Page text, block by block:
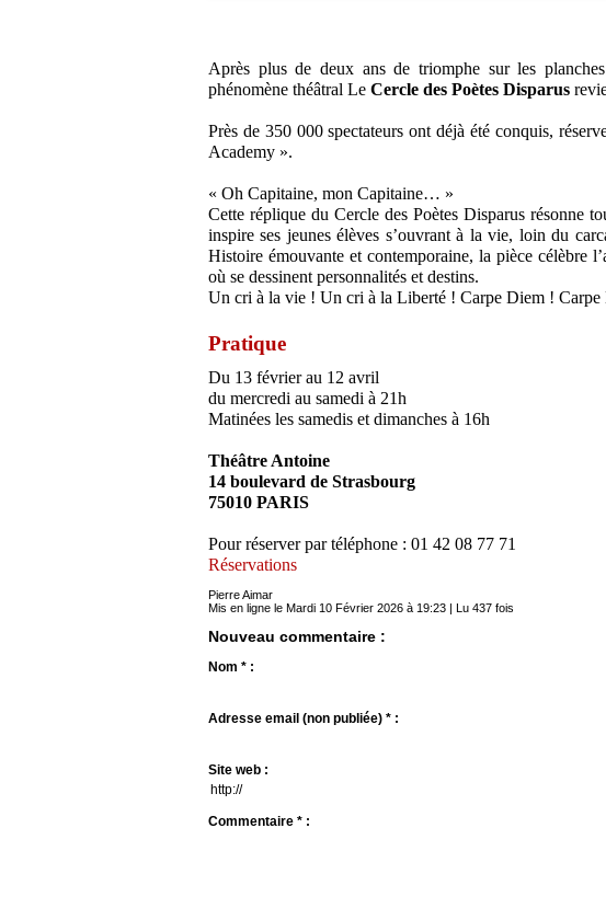
Après plus de deux ans de triomphe sur les
phénomène théâtral Le Cercle des Poètes Disparus
Près de 350 000 spectateurs ont déjà été conquis,
Academy ».
« Oh Capitaine, mon Capitaine… »
Cette réplique du Cercle des Poètes Disparus résonne
inspire ses jeunes élèves s’ouvrant à la vie, loin du
Histoire émouvante et contemporaine, la pièce célèbre
où se dessinent personnalités et destins.
Un cri à la vie ! Un cri à la Liberté ! Carpe Diem ! Carpe
Pratique
Du 13 février au 12 avril
du mercredi au samedi à 21h
Matinées les samedis et dimanches à 16h
Théâtre Antoine
14 boulevard de Strasbourg
75010 PARIS
Pour réserver par téléphone : 01 42 08 77 71
Réservations
Pierre Aimar
Mis en ligne le Mardi 10 Février 2026 à 19:23 | Lu 437 fois
Nouveau commentaire :
Nom * :
Adresse email (non publiée) * :
Site web :
Commentaire * :